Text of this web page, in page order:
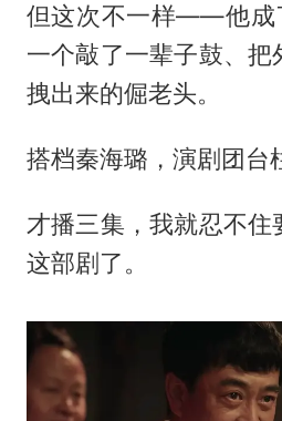
但这次不一样——他成
一个敲了一辈子鼓、把
拽出来的倔老头。
搭档秦海璐 ，演剧团台
才播三集，我就忍不住
这部剧了。